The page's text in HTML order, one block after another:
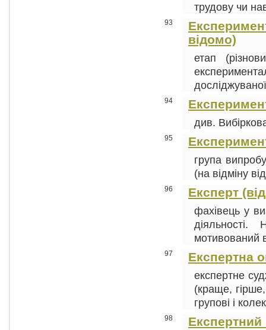
трудову чи
93
відомо)
етап
94
див.
95
група
(на відміну
96 Експерт
фахівець у
мотивований
97 Експертна
експертне
(краще,
групові і
98